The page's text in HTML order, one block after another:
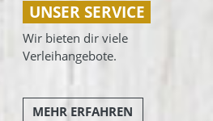
UNSER SERVICE
Wir bieten dir viele
Verleihangebote.
MEHR ERFAHREN